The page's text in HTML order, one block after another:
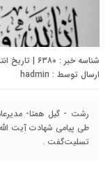
شناسه خبر : ۶۳۸۰ | تاریخ انتشار : ۳۱ اردیبهشت ۱۴۰۳ - ۲۳:۱۳ | تعداد دیدگاه :
ارسال توسط : hadmin
رشت - گیل همتا-
طی پیامی شهادت آیت
تسلیت‌گفت .